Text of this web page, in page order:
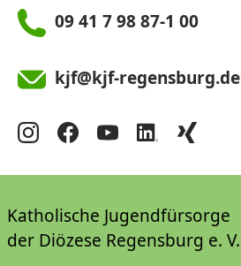
09 41 7 98 87-1 00
kjf@kjf-regensburg.de
Katholische Jugendfürsorge
der Diözese Regensburg e. V.